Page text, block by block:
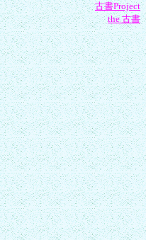
古書Project
the 古書